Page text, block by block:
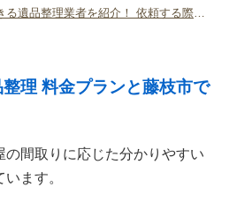
みよし市で利用できる遺品整理業者を紹介！ 依頼する際の注意点も！
理 料金プランと藤枝市で
の間取りに応じた分かりやすい
ます。